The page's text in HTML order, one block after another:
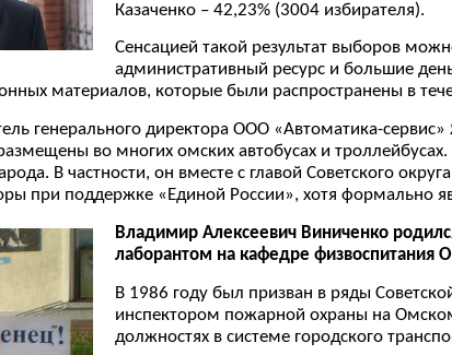
Казаченко – 42,23% (3004 избирателя).
Сенсацией такой результат выборов
административный ресурс и большие
материалов, которые были распространены в
генерального директора ООО «Автоматика-
во многих омских автобусах и
В частности, он вместе с главой Советского
при поддержке «Единой России», хотя формально
Владимир Алексеевич Виниченко
лаборантом на кафедре физвоспитания
В 1986 году был призван в ряды
инспектором пожарной охраны на
должностях в системе городского